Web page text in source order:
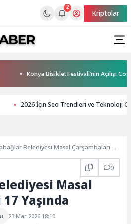
2
Kriptolar
Konya Bisiklet Festivali’nin Açılışı
2026 İçin Seo Trendleri ve Teknoloji
Belediyesi Masal Çarşambaları 17
0
Masal
Yaşında
23 Mar 2026 18:10